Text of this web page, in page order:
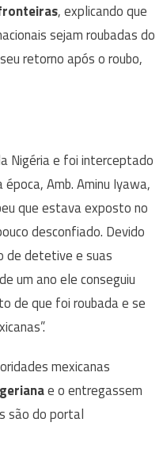
, explicando que
sejam roubadas do
retorno após o roubo,
Nigéria e foi interceptado
Amb. Aminu Iyawa,
que estava exposto no
desconfiado. Devido
de detetive e suas
um ano ele conseguiu
de que foi roubada e se
mexicanas
e o entregassem
são do portal